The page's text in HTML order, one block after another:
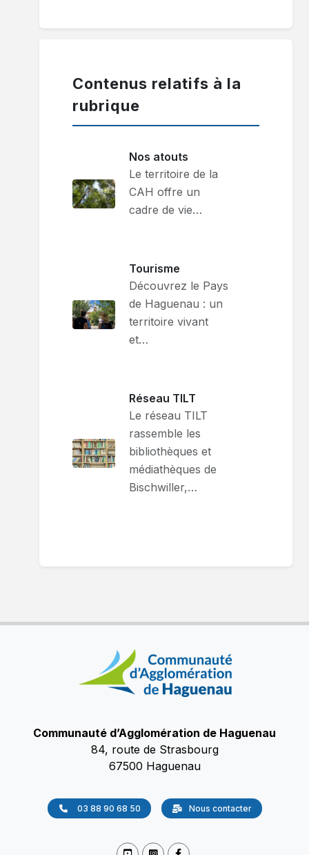
Contenus relatifs à la
rubrique
Nos atouts
Le territoire de la
CAH offre un
cadre de vie…
Tourisme
Découvrez le Pays
de Haguenau : un
territoire vivant
et…
Réseau TILT
Le réseau TILT
rassemble les
bibliothèques et
médiathèques de
Bischwiller,…
Communauté d’Agglomération de Haguenau
84, route de Strasbourg
67500 Haguenau
03 88 90 68 50 Nous contacter